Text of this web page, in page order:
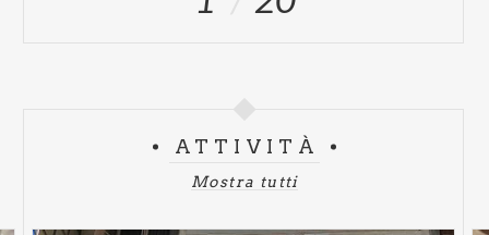
ATTIVITÀ
Mostra tutti